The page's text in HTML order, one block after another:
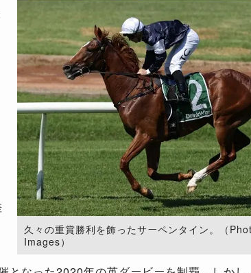
久々の重賞勝利を飾ったサーペンタイン。（
Images）